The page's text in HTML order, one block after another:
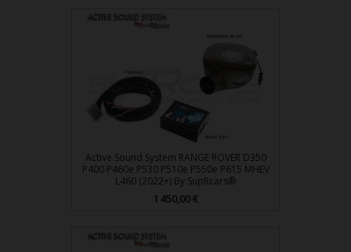
Active Sound System RANGE ROVER D350
P400 P460e P530 P510e P550e P615 MHEV
L460 (2022+) By SupRcars®
Prix
1 450,00 €